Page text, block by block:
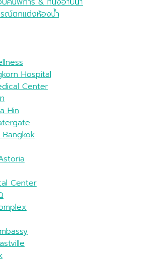
ณ์ตกแต่งห้องน้ำ
Hospital
Center
Hin
Bangkok
Center